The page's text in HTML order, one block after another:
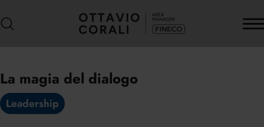
La magia del dialogo
Leadership